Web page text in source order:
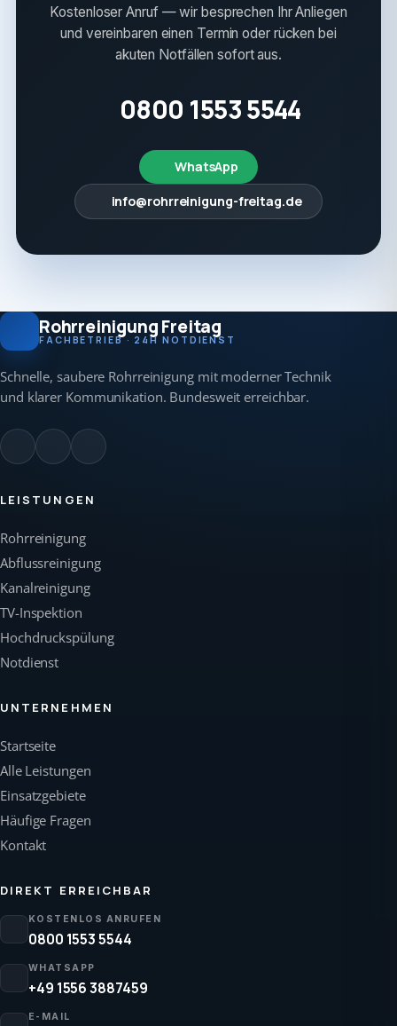
Kostenloser Anruf — wir besprechen Ihr Anliegen
und vereinbaren einen Termin oder rücken bei
akuten Notfällen sofort aus.
0800 1553 5544
WhatsApp
info@rohrreinigung-freitag.de
Rohrreinigung Freitag
FACHBETRIEB · 24H NOTDIENST
Schnelle, saubere Rohrreinigung mit moderner Technik
und klarer Kommunikation. Bundesweit erreichbar.
LEISTUNGEN
Rohrreinigung
Abflussreinigung
Kanalreinigung
TV-Inspektion
Hochdruckspülung
Notdienst
UNTERNEHMEN
Startseite
Alle Leistungen
Einsatzgebiete
Häufige Fragen
Kontakt
DIREKT ERREICHBAR
KOSTENLOS ANRUFEN
0800 1553 5544
WHATSAPP
+49 1556 3887459
E-MAIL